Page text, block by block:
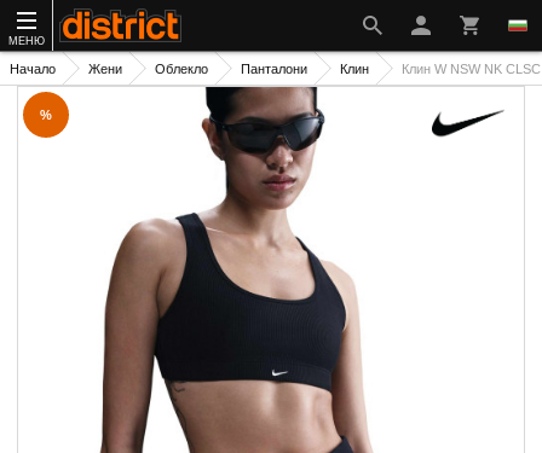
МЕНЮ
Начало Жени Облекло Панталони Клин Клин W NSW NK
%